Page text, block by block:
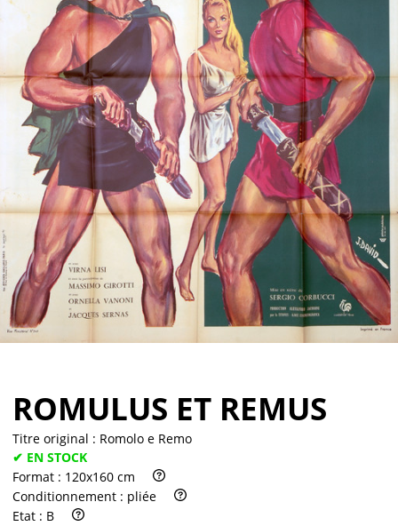
Vendre
ROMULUS ET REMUS
Titre original : Romolo e Remo
✔ EN STOCK
Format : 120x160 cm
Conditionnement : pliée
Etat : B